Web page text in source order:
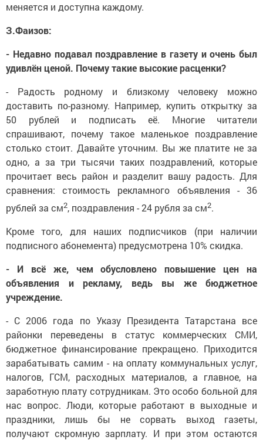
меняется и доступна каждому.
З.Фаизов:
- Недавно подавал поздравление в газету и очень был
удивлён ценой. Почему такие высокие расценки?
- Радость родному и близкому человеку можно
доставить по-разному. Например, купить открытку за
50 рублей и подписать её. Многие читатели
спрашивают, почему такое маленькое поздравление
столько стоит. Давайте уточним. Вы же платите не за
одно, а за три тысячи таких поздравлений, которые
прочитает весь район и разделит вашу радость. Для
сравнения: стоимость рекламного объявления - 36
рублей за см2, поздравления - 24 рубля за см2.
Кроме того, для наших подписчиков (при наличии
подписного абонемента) предусмотрена 10% скидка.
- И всё же, чем обусловлено повышение цен на
объявления и рекламу, ведь вы же бюджетное
учреждение.
- С 2006 года по Указу Президента Татарстана все
районки переведены в статус коммерческих СМИ,
бюджетное финансирование прекращено. Приходится
зарабатывать самим - на оплату коммунальных услуг,
налогов, ГСМ, расходных материалов, а главное, на
заработную плату сотрудникам. Это особо больной для
нас вопрос. Люди, которые работают в выходные и
праздники, лишь бы не сорвать выход газеты,
получают скромную зарплату. И при этом остаются